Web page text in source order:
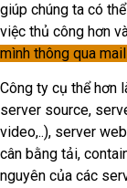
giúp chúng ta có thể
việc thủ công hơn
mình thông qua
Công ty cụ thể hơn
server source,
video,..), server
cân bằng tải,
nguyên của các